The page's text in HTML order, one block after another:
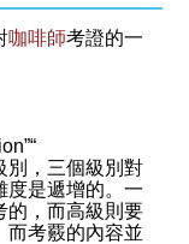
咖啡師考證的一
別，三個級別對
度是遞增的。一
的，而高級則要
而考覈的內容並